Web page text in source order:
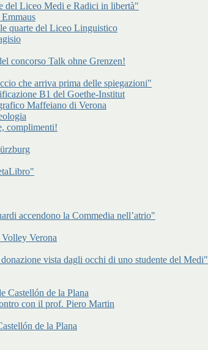
del Liceo Medi e Radici in libertà"
quarte del Liceo Linguistico
concorso Talk ohne Grenzen!
che arriva prima delle spiegazioni"
B1 del Goethe-Institut
Maffeiano di Verona
complimenti!
accendono la Commedia nell’atrio"
Verona
vista dagli occhi di uno studente del Medi"
Castellón de la Plana
con il prof. Piero Martin
de la Plana